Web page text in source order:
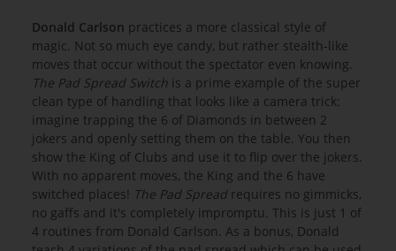
Donald Carlson practices a more classical style of
magic. Not so much eye candy, but rather stealth-like
moves that occur without the spectator even knowing.
The Pad Spread Switch is a prime example of the super
clean type of handling that looks like a camera trick:
imagine trapping the 6 of Diamonds in between 2
jokers and openly setting them on the table. You then
show the King of Clubs and use it to flip over the jokers.
With no apparent moves, the King and the 6 have
switched places! The Pad Spreadrequires no gimmicks,
no gaffs and it's completely impromptu. This is just 1 of
4 routines from Donald Carlson. As a bonus, Donald